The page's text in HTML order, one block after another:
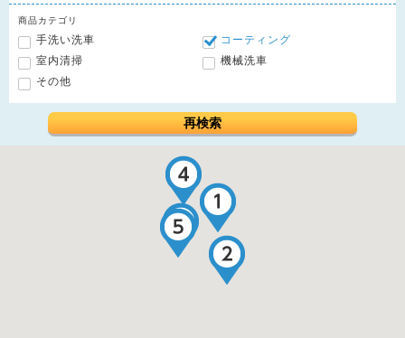
商品カテゴリ
手洗い洗車
コーティング
室内清掃
機械洗車
その他
再検索